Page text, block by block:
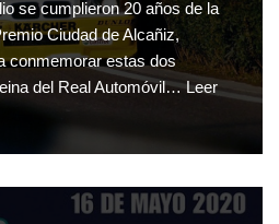
se cumplieron 20 años de la
Ciudad de Alcañiz,
conmemorar estas dos
del Real Automóvil…Leer